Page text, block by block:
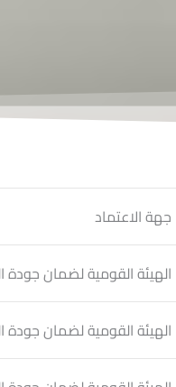
جهة الاعتماد
الهيئة القومية لضمان جودة
الهيئة القومية لضمان جودة